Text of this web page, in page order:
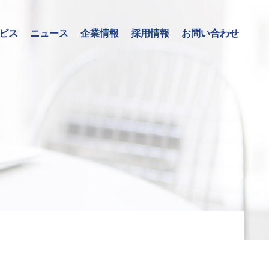
ス ニュース 企業情報 採用情報 お問い合わせ